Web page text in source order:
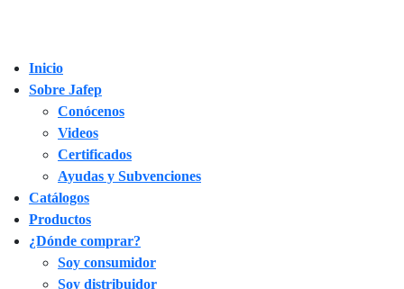
Inicio
Sobre Jafep
Conócenos
Videos
Certificados
Ayudas y Subvenciones
Catálogos
Productos
¿Dónde comprar?
Soy consumidor
Soy distribuidor